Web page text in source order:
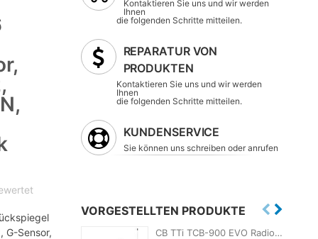
G-Sensor,
Kontaktieren Sie uns und wir werden
Ihnen
die folgenden Schritte mitteilen.
REPARATUR VON
PRODUKTEN
Kontaktieren Sie uns und wir werden
Ihnen
die folgenden Schritte mitteilen.
KUNDENSERVICE
Sie können uns schreiben oder anrufen
VORGESTELLTEN PRODUKTE
CB TTi TCB-900 EVO Radiosender-Kit + PNI ML100 CB-Antenne mit Magnet